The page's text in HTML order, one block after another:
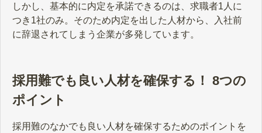
しかし、基本的に内定を承諾できるのは、求職者1人に
つき1社のみ。そのため内定を出した人材から、入社前
に辞退されてしまう企業が多発しています。
採用難でも良い人材を確保する！ 8つの
ポイント
採用難のなかでも良い人材を確保するためのポイントを